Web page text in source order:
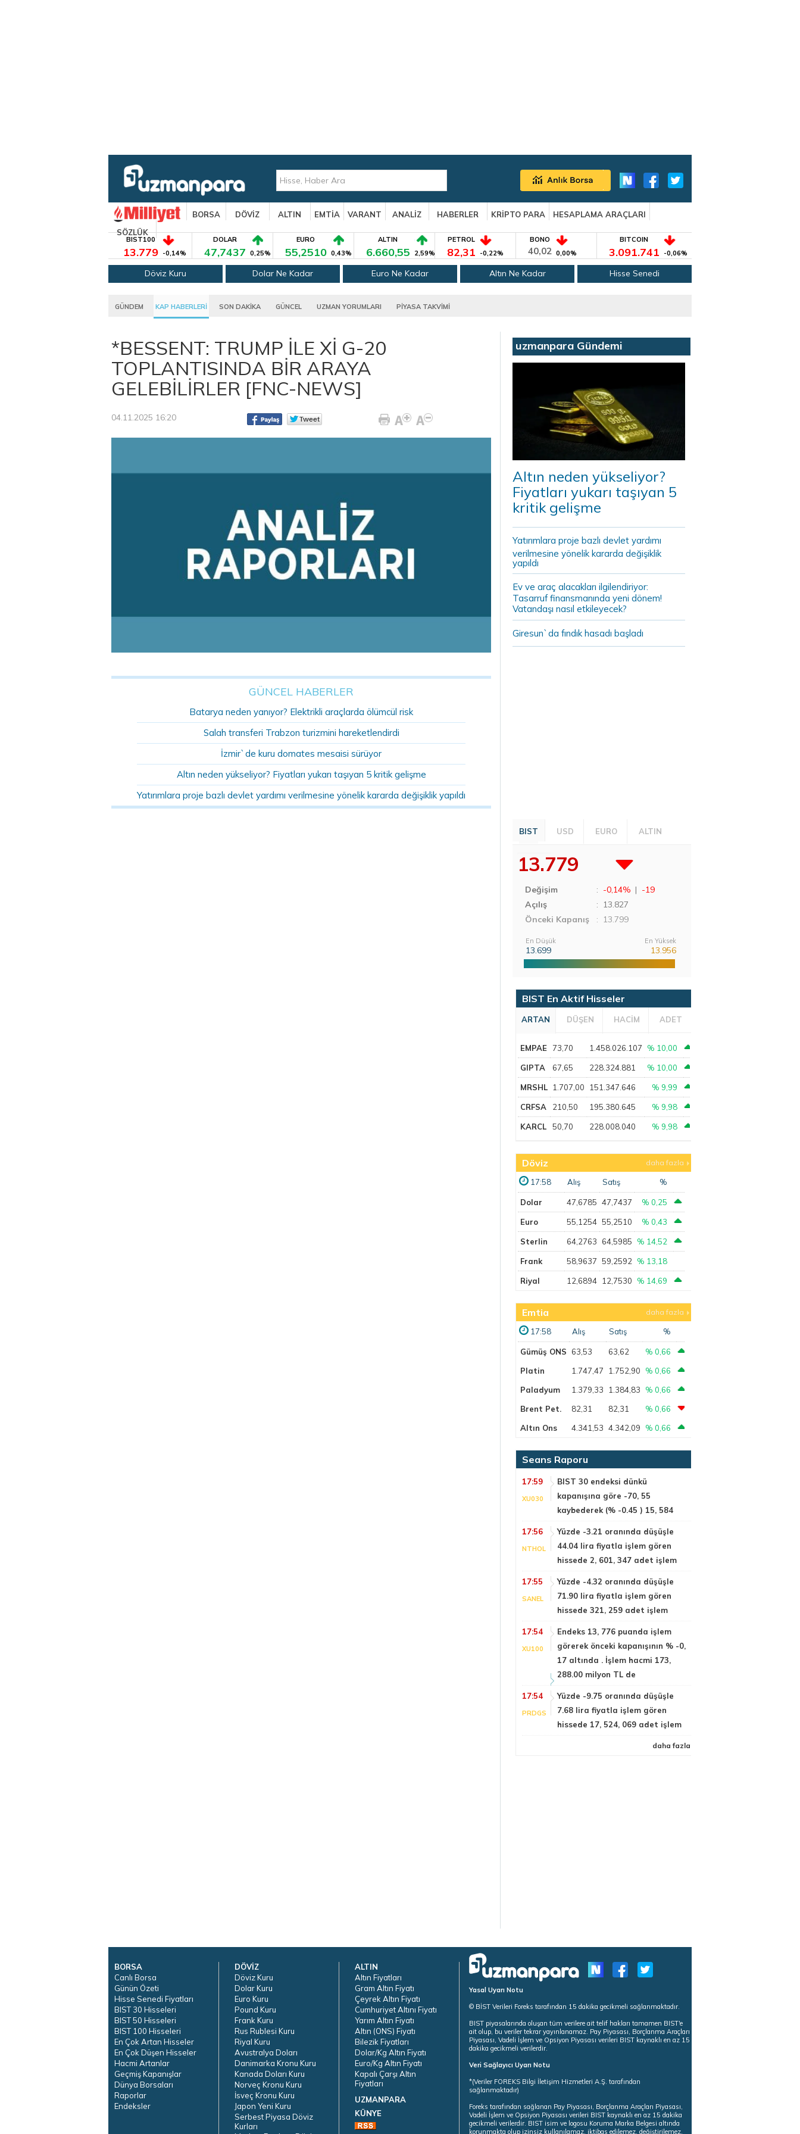
BORSA DÖVİZ ALTIN EMTİA VARANT ANALİZ HABERLER KRİPTO PARA
HESAPLAMA ARAÇLARI
SÖZLÜK
BIST100
13.779 -0,14%
DOLAR
47,7437 0,25%
EURO
55,2510 0,43%
ALTIN
6.660,55 2,59%
PETROL
82,31 -0,22%
BONO
40,02 0,00%
BITCOIN
3.091.741 -0,06%
Döviz Kuru Dolar Ne Kadar Euro Ne Kadar Altın Ne Kadar Hisse Senedi
GÜNDEM KAP HABERLERİ SON DAKİKA GÜNCEL UZMAN YORUMLARI PİYASA TAKVİMİ
*BESSENT: TRUMP İLE Xİ G-20
TOPLANTISINDA BİR ARAYA
GELEBİLİRLER [FNC-NEWS]
04.11.2025 16:20
GÜNCEL HABERLER
Batarya neden yanıyor? Elektrikli araçlarda ölümcül risk
Salah transferi Trabzon turizmini hareketlendirdi
İzmir`de kuru domates mesaisi sürüyor
Altın neden yükseliyor? Fiyatları yukarı taşıyan 5 kritik gelişme
Yatırımlara proje bazlı devlet yardımı verilmesine yönelik kararda değişiklik yapıldı
uzmanpara Gündemi
Altın neden yükseliyor?
Fiyatları yukarı taşıyan 5
kritik gelişme
Yatırımlara proje bazlı devlet yardımı
verilmesine yönelik kararda değişiklik
yapıldı
Ev ve araç alacakları ilgilendiriyor:
Tasarruf finansmanında yeni dönem!
Vatandaşı nasıl etkileyecek?
Giresun`da fındık hasadı başladı
BIST USD EURO ALTIN
13.779
Değişim : -0,14% | -19
Açılış
: 13.827
Önceki Kapanış
: 13.799
En Düşük
13.699
En Yüksek
13.956
BIST En Aktif Hisseler
ARTAN DÜŞEN HACİM ADET
EMPAE 73,70 1.458.026.107 % 10,00
GIPTA 67,65 228.324.881 % 10,00
MRSHL 1.707,00 151.347.646 % 9,99
CRFSA 210,50 195.380.645 % 9,98
KARCL 50,70 228.008.040 % 9,98
Döviz daha fazla
17:58 Alış Satış %
Dolar 47,6785 47,7437 % 0,25
Euro 55,1254 55,2510 % 0,43
Sterlin 64,2763 64,5985 % 14,52
Frank 58,9637 59,2592 % 13,18
Riyal 12,6894 12,7530 % 14,69
Emtia daha fazla
17:58 Alış Satış %
Gümüş ONS 63,53 63,62
% 0,66
Platin
1.747,47 1.752,90
% 0,66
Paladyum
1.379,33 1.384,83
% 0,66
Brent Pet.
82,31 82,31
% 0,66
Altın Ons
4.341,53 4.342,09 % 0,66
Seans Raporu
17:59
XU030
BIST 30 endeksi dünkü
kapanışına göre -70, 55
kaybederek (% -0.45 ) 15, 584
17:56
NTHOL
Yüzde -3.21 oranında düşüşle
44.04 lira fiyatla işlem gören
hissede 2, 601, 347 adet işlem
17:55
SANEL
Yüzde -4.32 oranında düşüşle
71.90 lira fiyatla işlem gören
hissede 321, 259 adet işlem
17:54
XU100
Endeks 13, 776 puanda işlem
görerek önceki kapanışının % -0,
17 altında . İşlem hacmi 173,
288.00 milyon TL de
17:54
PRDGS
Yüzde -9.75 oranında düşüşle
7.68 lira fiyatla işlem gören
hissede 17, 524, 069 adet işlem
daha fazla
BORSA
Canlı Borsa
Günün Özeti
Hisse Senedi Fiyatları
BIST 30 Hisseleri
BIST 50 Hisseleri
BIST 100 Hisseleri
En Çok Artan Hisseler
En Çok Düşen Hisseler
Hacmi Artanlar
Geçmiş Kapanışlar
Dünya Borsaları
Raporlar
Endeksler
DÖVİZ
Döviz Kuru
Dolar Kuru
Euro Kuru
Pound Kuru
Frank Kuru
Rus Rublesi Kuru
Riyal Kuru
Avustralya Doları
Danimarka Kronu Kuru
Kanada Doları Kuru
Norveç Kronu Kuru
İsveç Kronu Kuru
Japon Yeni Kuru
Serbest Piyasa Döviz
Kurları
ALTIN
Altın Fiyatları
Gram Altın Fiyatı
Çeyrek Altın Fiyatı
Cumhuriyet Altını Fiyatı
Yarım Altın Fiyatı
Altın (ONS) Fiyatı
Bilezik Fiyatları
Dolar/Kg Altın Fiyatı
Euro/Kg Altın Fiyatı
Kapalı Çarşı Altın
Fiyatları
UZMANPARA
KÜNYE
Yasal Uyarı Notu
© BİST Verileri Foreks tarafından 15 dakika gecikmeli sağlanmaktadır.
BIST piyasalarında oluşan tüm verilere ait telif hakları tamamen BIST'e
ait olup, bu veriler tekrar yayınlanamaz. Pay Piyasası, Borçlanma Araçları
Piyasası, Vadeli İşlem ve Opsiyon Piyasası verileri BIST kaynaklı en az 15
dakika gecikmeli verilerdir.
Veri Sağlayıcı Uyarı Notu
*(Veriler FOREKS Bilgi İletişim Hizmetleri A.Ş. tarafından
sağlanmaktadır)
Foreks tarafından sağlanan Pay Piyasası, Borçlanma Araçları Piyasası,
Vadeli İşlem ve Opsiyon Piyasası verileri BIST kaynaklı en az 15 dakika
gecikmeli verilerdir. BIST isim ve logosu Koruma Marka Belgesi altında
korunmakta olup izinsiz kullanılamaz, iktibas edilemez, değiştirilemez.